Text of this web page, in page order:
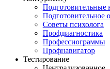
Подготовительные
Подготовительное
Советы психолога
Профдиагностика
Профессиограммы
Профнавигатор
Тестирование